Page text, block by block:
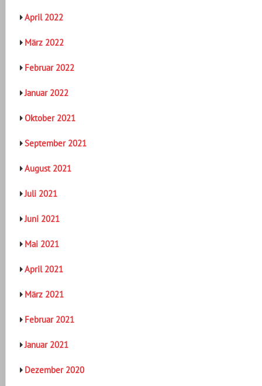
April 2022
März 2022
Februar 2022
Januar 2022
Oktober 2021
September 2021
August 2021
Juli 2021
Juni 2021
Mai 2021
April 2021
März 2021
Februar 2021
Januar 2021
Dezember 2020